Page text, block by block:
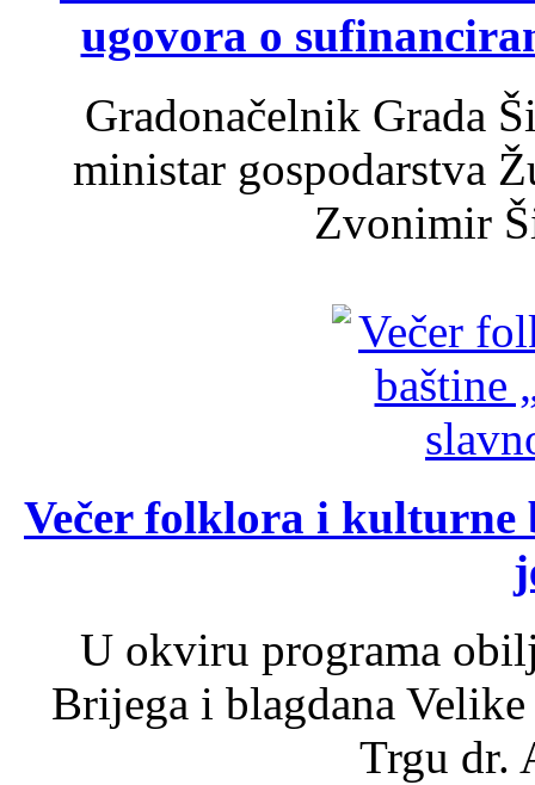
ugovora o
Gradonačelnik Grada
ministar gospodarstva
Zvonimir
Večer folklora i kulturne
U okviru programa
Brijega i blagdana
Trgu dr.